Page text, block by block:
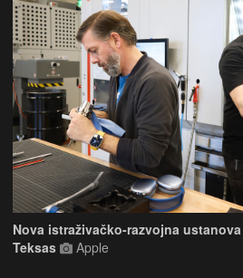
Nova istraživačko-razvojna
Teksas
Apple